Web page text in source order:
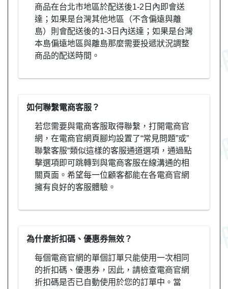
商品在台北市地區於配送後1-2日內即會送
達；如果是台灣其他地區（不含偏遠與離
島）則會配送後的1-3日內送達；如果是台灣
本島偏遠地區與離島那麼需要投遞狀況調整
商品的配送時間。
如何聯繫電商客服？
若您需要與電商客服取得聯繫，打開電商官
網，在電商官網頁腳均設置了“常見問題”或”
聯繫客服“類似這樣的客服通道選項，通過點
擊選項即可跳轉到與電商客服在線溝通的相
關頁面。希望每一位顧客都能在各電商官網
擁有良好的客服體驗。
為什麼折扣碼、優惠券無效？
每個電商官網的單個訂單只能使用一次相同
的折扣碼、優惠券，因此，請檢查電商官網
折扣碼是否已自動使用於您的訂單中。當